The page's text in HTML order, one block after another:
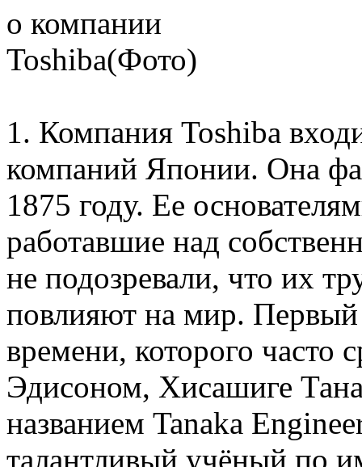
1. Компания Toshiba
компаний Японии. Она
1875 году. Ее
работавшие над
не подозревали, что их
повлияют на мир.
времени, которого часто
Эдисоном, Хисашиге
названием Tanaka
талантливый учёный по